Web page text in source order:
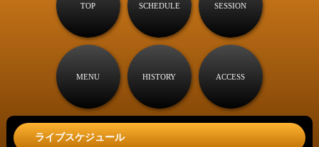
TOP SCHEDULE SESSION
MENU HISTORY ACCESS
ライブスケジュール